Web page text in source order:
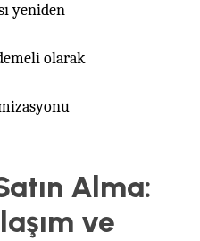
yeniden
olarak
Alma:
ve